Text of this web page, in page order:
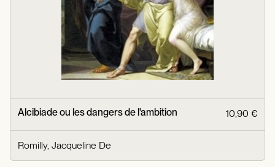
Alcibiade ou les dangers de l'ambition 10,90 €
Romilly, Jacqueline De